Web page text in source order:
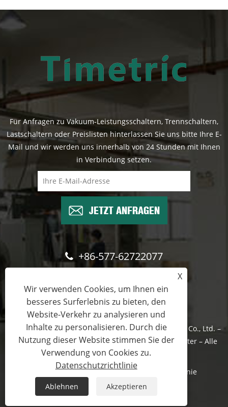
Für Anfragen zu Vakuum-Leistungsschaltern, Trennschaltern,
Lastschaltern oder Preislisten hinterlassen Sie uns bitte Ihre E-
Mail und wir werden uns innerhalb von 24 Stunden mit Ihnen
in Verbindung setzen.
JETZT ANFRAGEN
+86-577-62722077
Copyright © 2022 Wenzhou Shuyi Import and Export Co., Ltd. –
Vakuum-Leistungsschalter, Trennschalter, Lastschalter – Alle
Rechte vorbehalten
Sitemap RSS XML Datenschutzrichtlinie
X
Wir verwenden Cookies, um Ihnen ein
besseres Surferlebnis zu bieten, den
Website-Verkehr zu analysieren und
Inhalte zu personalisieren. Durch die
Nutzung dieser Website stimmen Sie der
Verwendung von Cookies zu.
Datenschutzrichtlinie
Ablehnen Akzeptieren